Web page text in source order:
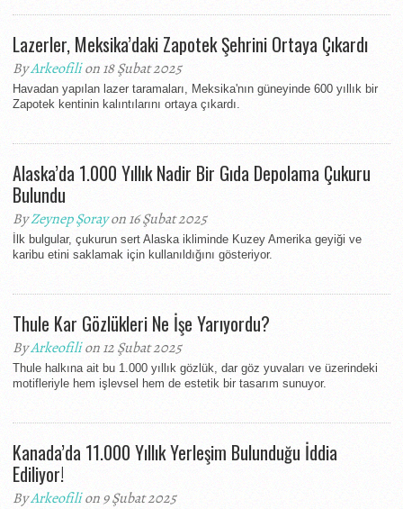
Lazerler, Meksika’daki Zapotek Şehrini Ortaya Çıkardı
ByArkeofilion 18 Şubat 2025
Havadan yapılan lazer taramaları, Meksika'nın güneyinde 600 yıllık bir
Zapotek kentinin kalıntılarını ortaya çıkardı.
Alaska’da 1.000 Yıllık Nadir Bir Gıda Depolama Çukuru
Bulundu
ByZeynep Şorayon 16 Şubat 2025
İlk bulgular, çukurun sert Alaska ikliminde Kuzey Amerika geyiği ve
karibu etini saklamak için kullanıldığını gösteriyor.
Thule Kar Gözlükleri Ne İşe Yarıyordu?
ByArkeofilion 12 Şubat 2025
Thule halkına ait bu 1.000 yıllık gözlük, dar göz yuvaları ve üzerindeki
motifleriyle hem işlevsel hem de estetik bir tasarım sunuyor.
Kanada’da 11.000 Yıllık Yerleşim Bulunduğu İddia
Ediliyor!
ByArkeofilion 9 Şubat 2025